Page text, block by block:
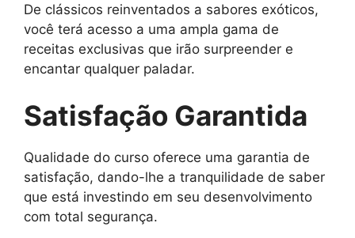
De clássicos reinventados a sabores exóticos,
você terá acesso a uma ampla gama de
receitas exclusivas que irão surpreender e
encantar qualquer paladar.
Satisfação Garantida
Qualidade do curso oferece uma garantia de
satisfação, dando-lhe a tranquilidade de saber
que está investindo em seu desenvolvimento
com total segurança.